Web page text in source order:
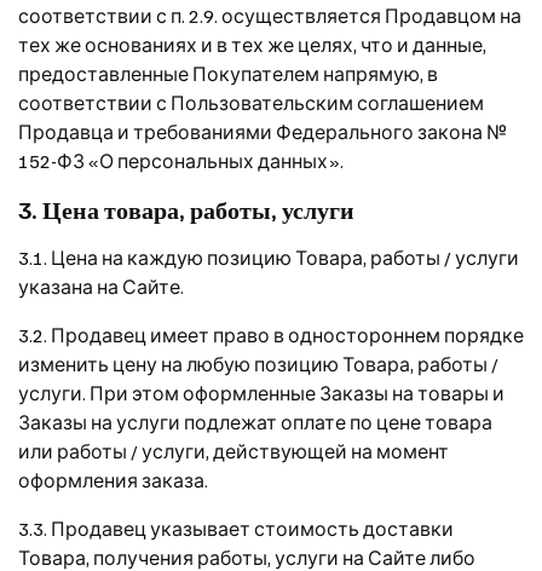
соответствии с п. 2.9. осуществляется Продавцом на
тех же основаниях и в тех же целях, что и данные,
предоставленные Покупателем напрямую, в
соответствии с Пользовательским соглашением
Продавца и требованиями Федерального закона №
152-ФЗ «О персональных данных».
3. Цена товара, работы, услуги
3.1. Цена на каждую позицию Товара, работы / услуги
указана на Сайте.
3.2. Продавец имеет право в одностороннем порядке
изменить цену на любую позицию Товара, работы /
услуги. При этом оформленные Заказы на товары и
Заказы на услуги подлежат оплате по цене товара
или работы / услуги, действующей на момент
оформления заказа.
3.3. Продавец указывает стоимость доставки
Товара, получения работы, услуги на Сайте либо